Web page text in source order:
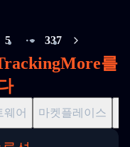
5
More pages
337
를
웨어 마켓플레이스